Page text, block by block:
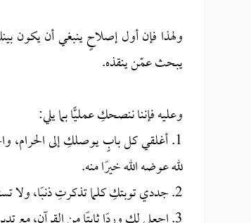
ولهذا فإن أول إصلاحٍ ينبغي أن يكون
يبحث عمّن ينقذه.
وعليه فإننا ننصحكِ عمليًّا بما يلي:
1. أغلقي كل بابٍ يوصلكِ إلى الحرام،
لله عوضه الله خيرًا منه.
2. جددي توبتكِ كلما تذكرتِ ذنبًا، ولا تستسلمي لليأس؛ فإن الله يحب التوابين.